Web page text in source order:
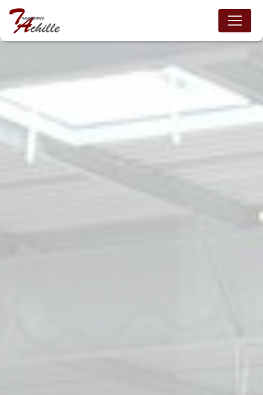
Panneau de gestion des cookies